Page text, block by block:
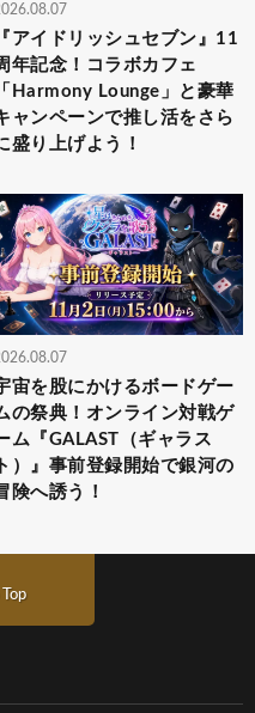
『アイドリッシュセブン』11
年記念！コラボカフェ
「Harmony Lounge」と豪華
ャンペーンで推し活をさら
盛り上げよう！
宙を股にかけるボードゲー
の祭典！オンライン対戦ゲ
ム『GALAST（ギャラス
ト）』事前登録開始で銀河の
険へ誘う！